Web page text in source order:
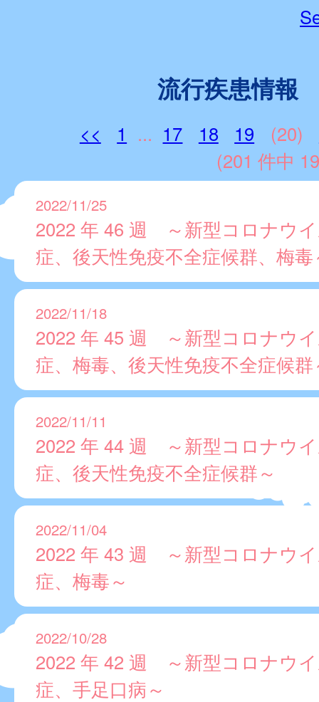
流行疾患情報
<< 1 ... 17 18 19 (20)
(201 件中
2022/11/25
2022 年 46 週 ～新型コロナウ
症、後天性免疫不全症候群、梅毒
2022/11/18
2022 年 45 週 ～新型コロナウ
症、梅毒、後天性免疫不全症候群
2022/11/11
2022 年 44 週 ～新型コロナウ
症、後天性免疫不全症候群～
2022/11/04
2022 年 43 週 ～新型コロナウ
症、梅毒～
2022/10/28
2022 年 42 週 ～新型コロナウ
症、手足口病～